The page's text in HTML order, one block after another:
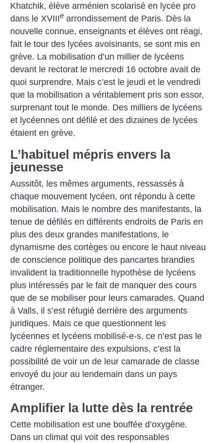
Khatchik, élève arménien scolarisé en lycée pro
dans le XVIIIe arrondissement de Paris. Dès la
nouvelle connue, enseignants et élèves ont réagi,
fait le tour des lycées avoisinants, se sont mis en
grève. La mobilisation d’un millier de lycéens
devant le rectorat le mercredi 16 octobre avait de
quoi surprendre. Mais c’est le jeudi et le vendredi
que la mobilisation a véritablement pris son essor,
surprenant tout le monde. Des milliers de lycéens
et lycéennes ont défilé et des dizaines de lycées
étaient en grève.
L’habituel mépris envers la
jeunesse
Aussitôt, les mêmes arguments, ressassés à
chaque mouvement lycéen, ont répondu à cette
mobilisation. Mais le nombre des manifestants, la
tenue de défilés en différents endroits de Paris en
plus des deux grandes manifestations, le
dynamisme des cortèges ou encore le haut niveau
de conscience politique des pancartes brandies
invalident la traditionnelle hypothèse de lycéens
plus intéressés par le fait de manquer des cours
que de se mobiliser pour leurs camarades. Quand
à Valls, il s’est réfugié derrière des arguments
juridiques. Mais ce que questionnent les
lycéennes et lycéens mobilisé-e-s, ce n’est pas le
cadre réglementaire des expulsions, c’est la
possibilité de voir un de leur camarade de classe
envoyé du jour au lendemain dans un pays
étranger.
Amplifier la lutte dès la rentrée
Cette mobilisation est une bouffée d’oxygène.
Dans un climat qui voit des responsables